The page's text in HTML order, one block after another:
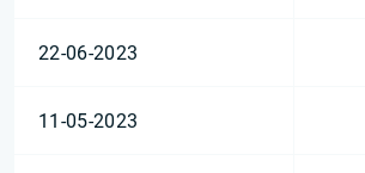
22-06-2023
11-05-2023